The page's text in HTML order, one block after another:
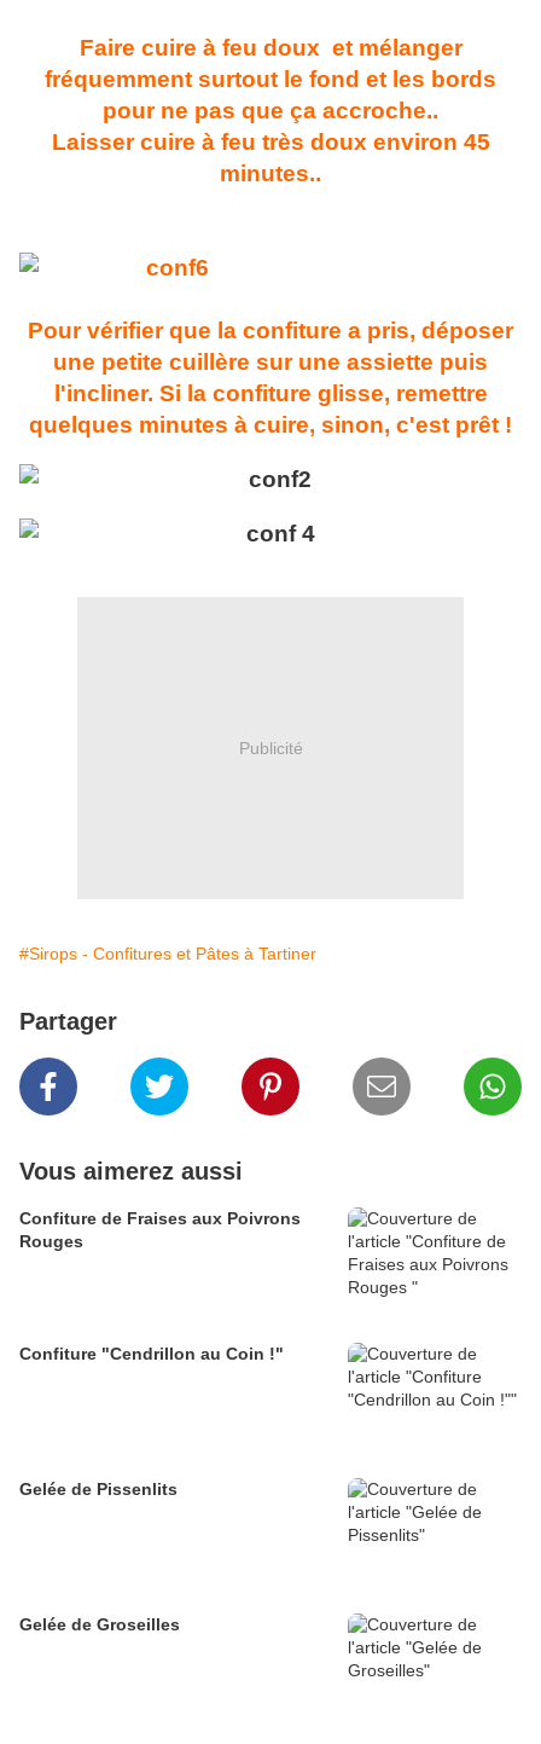
Faire cuire à feu doux et mélanger
fréquemment surtout le fond et les bords
pour ne pas que ça accroche..
Laisser cuire à feu très doux environ 45
minutes..
Pour vérifier que la confiture a pris, déposer
une petite cuillère sur une assiette puis
l'incliner. Si la confiture glisse, remettre
quelques minutes à cuire, sinon, c'est prêt !
Publicité
#Sirops - Confitures et Pâtes à Tartiner
Partager
Vous aimerez aussi
Confiture de Fraises aux Poivrons
Rouges
Confiture "Cendrillon au Coin !"
Gelée de Pissenlits
Gelée de Groseilles